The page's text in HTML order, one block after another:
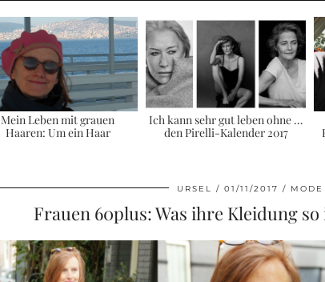
Mein Leben mit grauen
Haaren: Um ein Haar
Ich kann sehr gut leben ohne …
den Pirelli-Kalender 2017
URSEL 01/11/2017 MODE
Frauen 60plus: Was ihre Kleidung